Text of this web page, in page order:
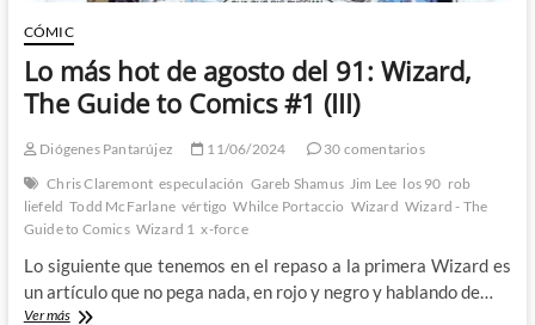
CÓMIC
Lo más hot de agosto del 91: Wizard,
The Guide to Comics #1 (III)
Diógenes Pantarújez 11/06/2024
30 comentarios
Chris Claremont especulación Gareb Shamus Jim Lee los 90 rob
liefeld Todd McFarlane vértigo Whilce Portaccio Wizard Wizard - The
Guide to Comics Wizard 1 x-force
Lo siguiente que tenemos en el repaso a la primera Wizard es
un artículo que no pega nada, en rojo y negro y hablando de…
Ver másLo